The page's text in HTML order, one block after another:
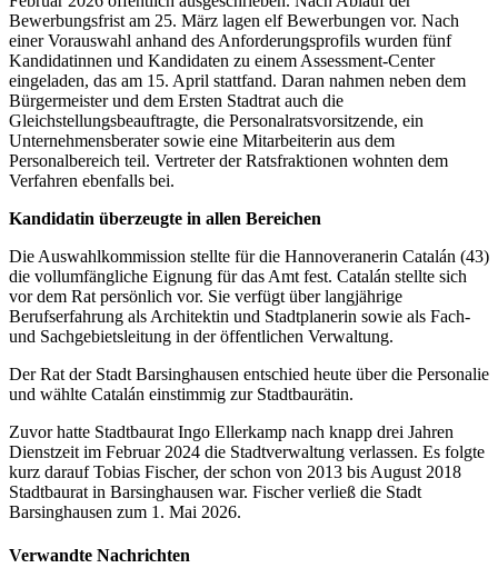
Bewerbungsfrist am 25. März lagen elf Bewerbungen vor. Nach
einer Vorauswahl anhand des Anforderungsprofils wurden fünf
Kandidatinnen und Kandidaten zu einem Assessment-Center
eingeladen, das am 15. April stattfand. Daran nahmen neben dem
Bürgermeister und dem Ersten Stadtrat auch die
Gleichstellungsbeauftragte, die Personalratsvorsitzende, ein
Unternehmensberater sowie eine Mitarbeiterin aus dem
Personalbereich teil. Vertreter der Ratsfraktionen wohnten dem
Verfahren ebenfalls bei.
Kandidatin überzeugte in allen Bereichen
Die Auswahlkommission stellte für die Hannoveranerin Catalán (43)
die vollumfängliche Eignung für das Amt fest. Catalán stellte sich
vor dem Rat persönlich vor. Sie verfügt über langjährige
Berufserfahrung als Architektin und Stadtplanerin sowie als Fach-
und Sachgebietsleitung in der öffentlichen Verwaltung.
Der Rat der Stadt Barsinghausen entschied heute über die Personalie
und wählte Catalán einstimmig zur Stadtbaurätin.
Zuvor hatte Stadtbaurat Ingo Ellerkamp nach knapp drei Jahren
Dienstzeit im Februar 2024 die Stadtverwaltung verlassen. Es folgte
kurz darauf Tobias Fischer, der schon von 2013 bis August 2018
Stadtbaurat in Barsinghausen war. Fischer verließ die Stadt
Barsinghausen zum 1. Mai 2026.
Verwandte Nachrichten